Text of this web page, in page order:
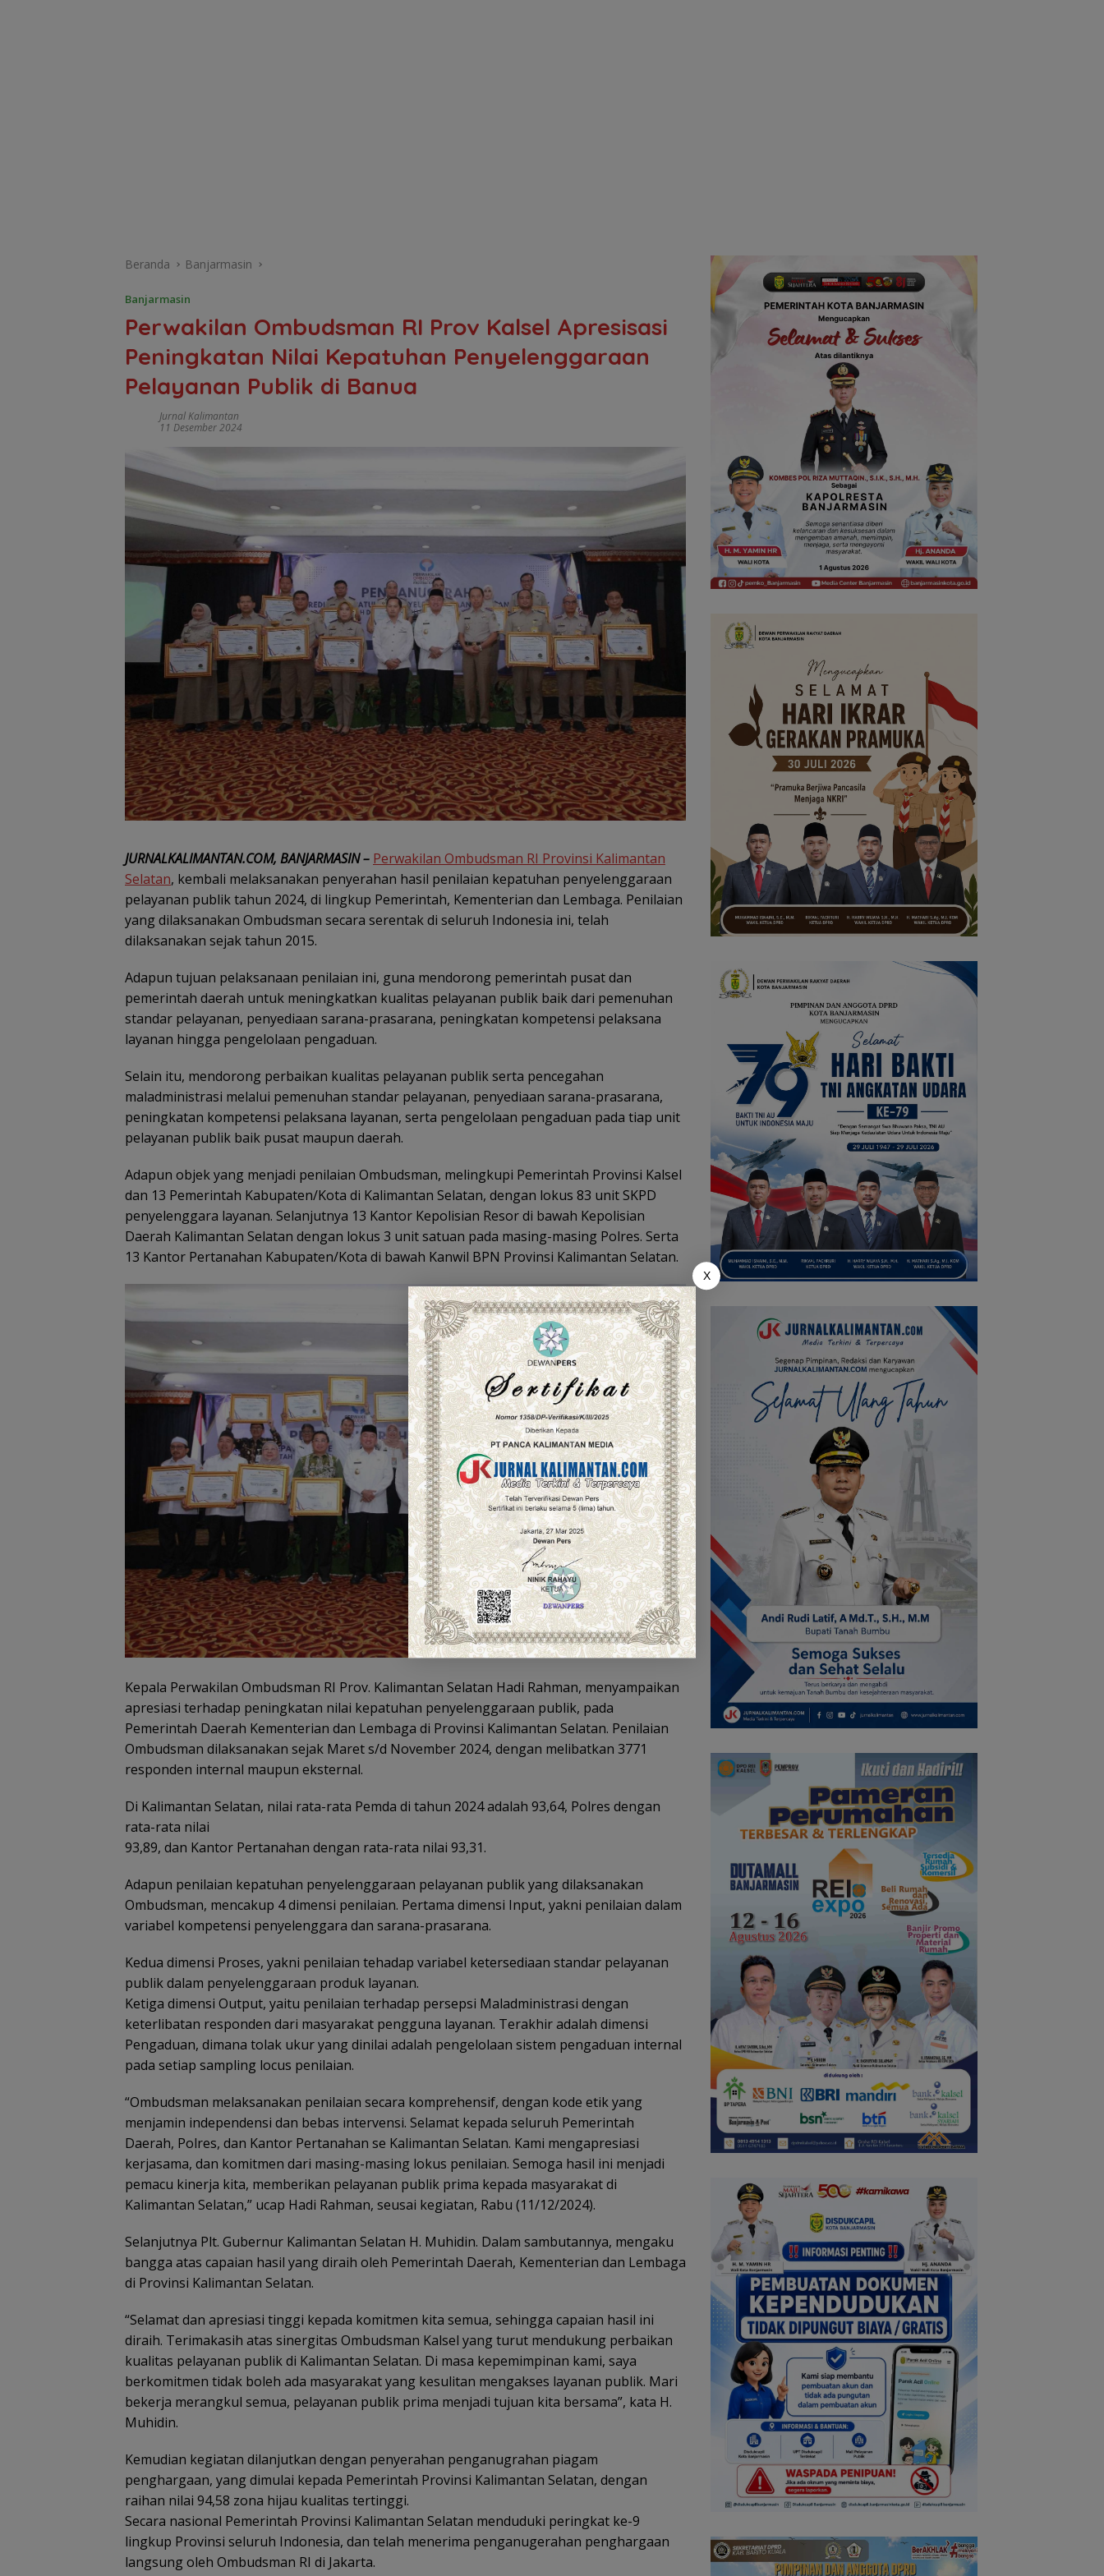
Beranda Banjarmasin
Banjarmasin
Perwakilan Ombudsman RI Prov Kalsel Apresisasi
Peningkatan Nilai Kepatuhan Penyelenggaraan
Pelayanan Publik di Banua
Jurnal Kalimantan
11 Desember 2024
JURNALKALIMANTAN.COM, BANJARMASIN – Perwakilan Ombudsman RI Provinsi Kalimantan
Selatan, kembali melaksanakan penyerahan hasil penilaian kepatuhan penyelenggaraan
pelayanan publik tahun 2024, di lingkup Pemerintah, Kementerian dan Lembaga. Penilaian
yang dilaksanakan Ombudsman secara serentak di seluruh Indonesia ini, telah
dilaksanakan sejak tahun 2015.
Adapun tujuan pelaksanaan penilaian ini, guna mendorong pemerintah pusat dan
pemerintah daerah untuk meningkatkan kualitas pelayanan publik baik dari pemenuhan
standar pelayanan, penyediaan sarana-prasarana, peningkatan kompetensi pelaksana
layanan hingga pengelolaan pengaduan.
Selain itu, mendorong perbaikan kualitas pelayanan publik serta pencegahan
maladministrasi melalui pemenuhan standar pelayanan, penyediaan sarana-prasarana,
peningkatan kompetensi pelaksana layanan, serta pengelolaan pengaduan pada tiap unit
pelayanan publik baik pusat maupun daerah.
Adapun objek yang menjadi penilaian Ombudsman, melingkupi Pemerintah Provinsi Kalsel
dan 13 Pemerintah Kabupaten/Kota di Kalimantan Selatan, dengan lokus 83 unit SKPD
penyelenggara layanan. Selanjutnya 13 Kantor Kepolisian Resor di bawah Kepolisian
Daerah Kalimantan Selatan dengan lokus 3 unit satuan pada masing-masing Polres. Serta
13 Kantor Pertanahan Kabupaten/Kota di bawah Kanwil BPN Provinsi Kalimantan Selatan.
Kepala Perwakilan Ombudsman RI Prov. Kalimantan Selatan Hadi Rahman, menyampaikan
apresiasi terhadap peningkatan nilai kepatuhan penyelenggaraan publik, pada
Pemerintah Daerah Kementerian dan Lembaga di Provinsi Kalimantan Selatan. Penilaian
Ombudsman dilaksanakan sejak Maret s/d November 2024, dengan melibatkan 3771
responden internal maupun eksternal.
Di Kalimantan Selatan, nilai rata-rata Pemda di tahun 2024 adalah 93,64, Polres dengan
rata-rata nilai
93,89, dan Kantor Pertanahan dengan rata-rata nilai 93,31.
Adapun penilaian kepatuhan penyelenggaraan pelayanan publik yang dilaksanakan
Ombudsman, mencakup 4 dimensi penilaian. Pertama dimensi Input, yakni penilaian dalam
variabel kompetensi penyelenggara dan sarana-prasarana.
Kedua dimensi Proses, yakni penilaian tehadap variabel ketersediaan standar pelayanan
publik dalam penyelenggaraan produk layanan.
Ketiga dimensi Output, yaitu penilaian terhadap persepsi Maladministrasi dengan
keterlibatan responden dari masyarakat pengguna layanan. Terakhir adalah dimensi
Pengaduan, dimana tolak ukur yang dinilai adalah pengelolaan sistem pengaduan internal
pada setiap sampling locus penilaian.
“Ombudsman melaksanakan penilaian secara komprehensif, dengan kode etik yang
menjamin independensi dan bebas intervensi. Selamat kepada seluruh Pemerintah
Daerah, Polres, dan Kantor Pertanahan se Kalimantan Selatan. Kami mengapresiasi
kerjasama, dan komitmen dari masing-masing lokus penilaian. Semoga hasil ini menjadi
pemacu kinerja kita, memberikan pelayanan publik prima kepada masyarakat di
Kalimantan Selatan,” ucap Hadi Rahman, seusai kegiatan, Rabu (11/12/2024).
Selanjutnya Plt. Gubernur Kalimantan Selatan H. Muhidin. Dalam sambutannya, mengaku
bangga atas capaian hasil yang diraih oleh Pemerintah Daerah, Kementerian dan Lembaga
di Provinsi Kalimantan Selatan.
“Selamat dan apresiasi tinggi kepada komitmen kita semua, sehingga capaian hasil ini
diraih. Terimakasih atas sinergitas Ombudsman Kalsel yang turut mendukung perbaikan
kualitas pelayanan publik di Kalimantan Selatan. Di masa kepemimpinan kami, saya
berkomitmen tidak boleh ada masyarakat yang kesulitan mengakses layanan publik. Mari
bekerja merangkul semua, pelayanan publik prima menjadi tujuan kita bersama”, kata H.
Muhidin.
Kemudian kegiatan dilanjutkan dengan penyerahan penganugrahan piagam
penghargaan, yang dimulai kepada Pemerintah Provinsi Kalimantan Selatan, dengan
raihan nilai 94,58 zona hijau kualitas tertinggi.
Secara nasional Pemerintah Provinsi Kalimantan Selatan menduduki peringkat ke-9
lingkup Provinsi seluruh Indonesia, dan telah menerima penganugerahan penghargaan
langsung oleh Ombudsman RI di Jakarta.
X